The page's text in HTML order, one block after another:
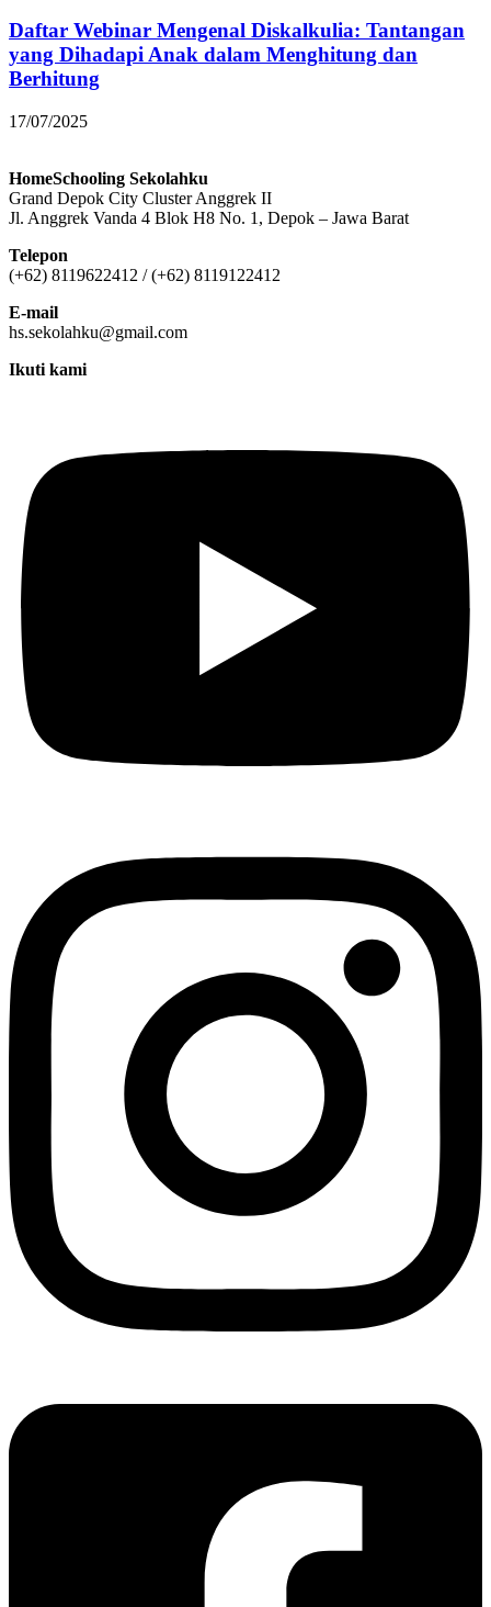
Daftar Webinar Mengenal Diskalkulia: Tantangan
yang Dihadapi Anak dalam Menghitung dan
Berhitung
17/07/2025
HomeSchooling Sekolahku
Grand Depok City Cluster Anggrek II
Jl. Anggrek Vanda 4 Blok H8 No. 1, Depok – Jawa Barat
Telepon
(+62) 8119622412 / (+62) 8119122412
E-mail
hs.sekolahku@gmail.com
Ikuti kami